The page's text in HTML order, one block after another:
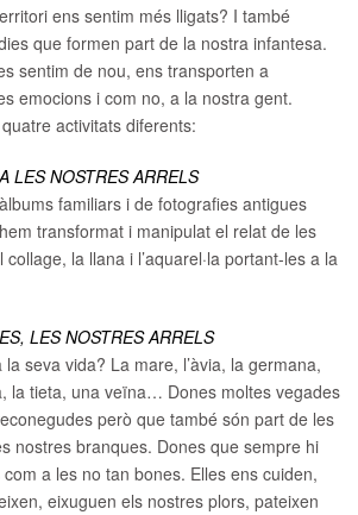
ens sentim més lligats? I també
que formen part de la nostra infantesa.
sentim de nou, ens transporten a
emocions i com no, a la nostra gent.
activitats diferents:
LES NOSTRES ARRELS
familiars i de fotografies antigues
transformat i manipulat el relat de les
la llana i l’aquarel·la portant-les a la
LES NOSTRES ARRELS
seva vida? La mare, l’àvia, la germana,
la tieta, una veïna… Dones moltes vegades
però que també són part de les
nostres branques. Dones que sempre hi
a les no tan bones. Elles ens cuiden,
eixuguen els nostres plors, pateixen